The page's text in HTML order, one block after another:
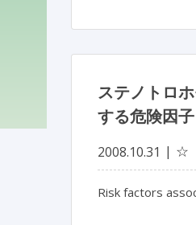
ステノトロ
する危険因
2008.10.31 ☆
Risk factors